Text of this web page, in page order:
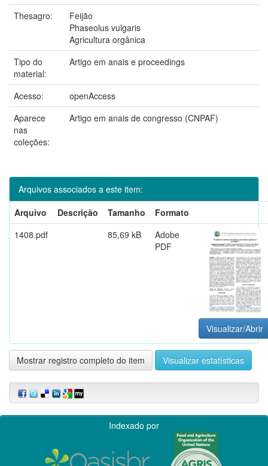
Thesagro:
Feijão
Phaseolus vulgaris
Agricultura orgânica
Tipo do
material:
Artigo em anais e proceedings
Acesso:
openAccess
Aparece
nas
coleções:
Artigo em anais de congresso (CNPAF)
Arquivos associados a este item:
Arquivo
Descrição Tamanho
Formato
1408.pdf
85,69 kB
Adobe
PDF
Visualizar/Abrir
Mostrar registro completo do item Visualizar estatísticas
Indexado por